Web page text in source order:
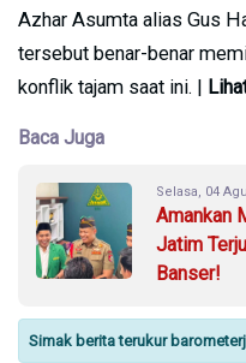
Azhar Asumta alias Gus
tersebut benar-benar
konflik tajam saat ini. |
Baca Juga
Selasa, 04
Amankan
Jatim
Banser!
Simak berita terukur